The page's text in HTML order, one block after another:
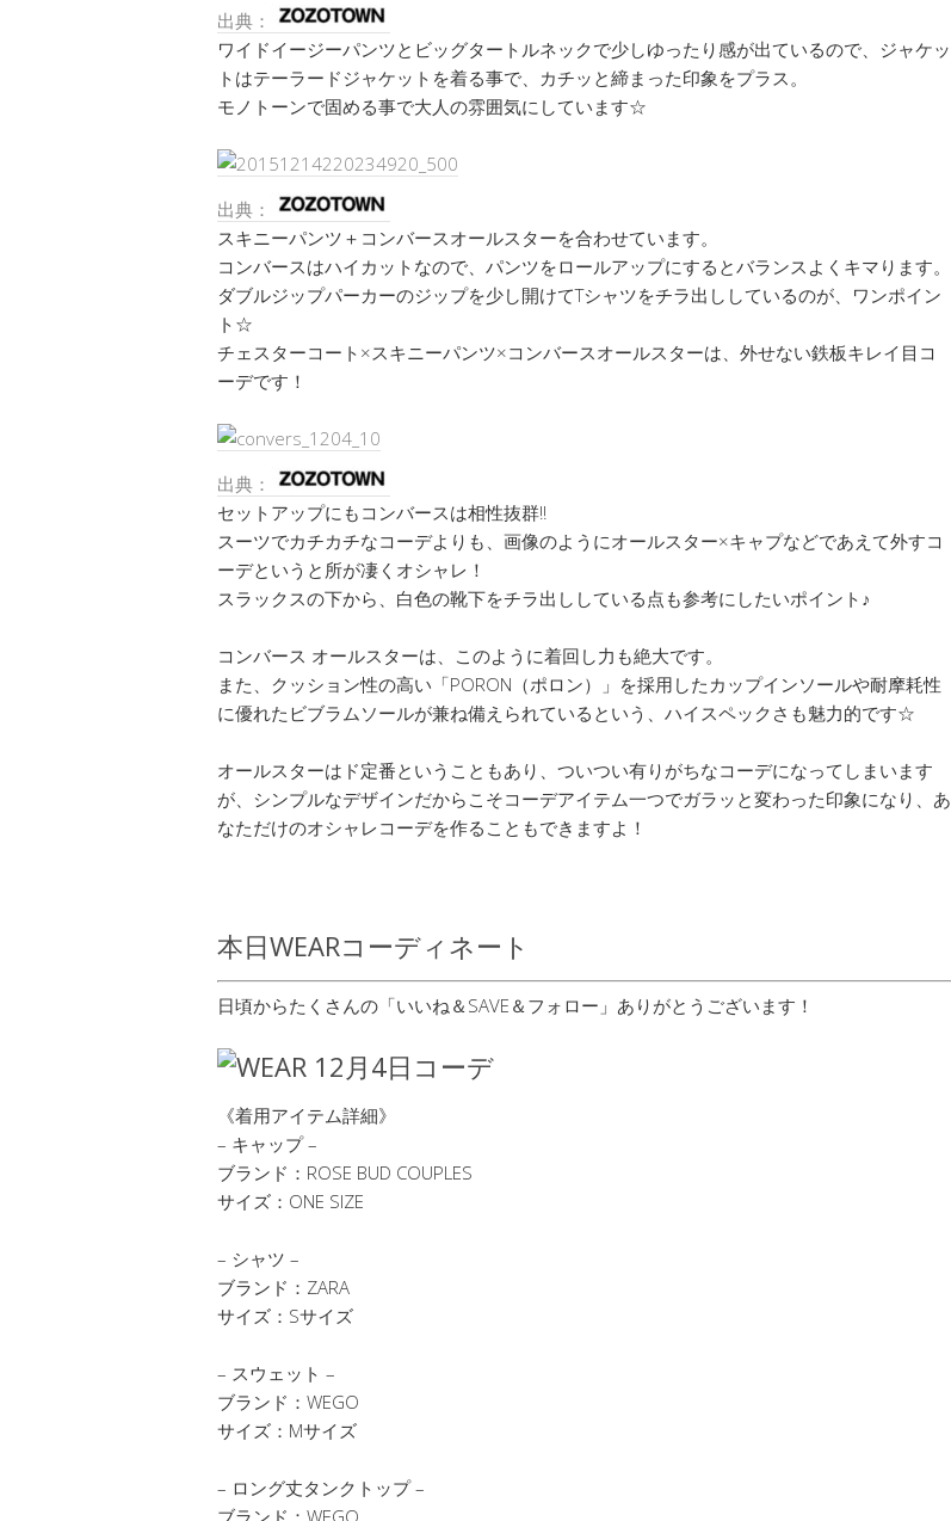
出典：
ワイドイージーパンツとビッグタートルネックで少しゆったり感が出ているので、ジャケッ
トはテーラードジャケットを着る事で、カチッと締まった印象をプラス。
モノトーンで固める事で大人の雰囲気にしています☆
出典：
スキニーパンツ＋コンバースオールスターを合わせています。
コンバースはハイカットなので、パンツをロールアップにするとバランスよくキマります。
ダブルジップパーカーのジップを少し開けてTシャツをチラ出ししているのが、ワンポイン
ト☆
チェスターコート×スキニーパンツ×コンバースオールスターは、外せない鉄板キレイ目コ
ーデです！
出典：
セットアップにもコンバースは相性抜群!!
スーツでカチカチなコーデよりも、画像のようにオールスター×キャプなどであえて外すコ
ーデというと所が凄くオシャレ！
スラックスの下から、白色の靴下をチラ出ししている点も参考にしたいポイント♪
コンバース オールスターは、このように着回し力も絶大です。
また、クッション性の高い「PORON（ポロン）」を採用したカップインソールや耐摩耗性
に優れたビブラムソールが兼ね備えられているという、ハイスペックさも魅力的です☆
オールスターはド定番ということもあり、ついつい有りがちなコーデになってしまいます
が、シンプルなデザインだからこそコーデアイテム一つでガラッと変わった印象になり、あ
なただけのオシャレコーデを作ることもできますよ！
本日WEARコーディネート
日頃からたくさんの「いいね＆SAVE＆フォロー」ありがとうございます！
《着用アイテム詳細》
– キャップ –
ブランド：ROSE BUD COUPLES
サイズ：ONE SIZE
– シャツ –
ブランド：ZARA
サイズ：Sサイズ
– スウェット –
ブランド：WEGO
サイズ：Mサイズ
– ロング丈タンクトップ –
ブランド：WEGO